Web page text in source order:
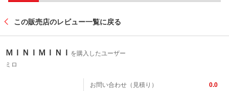
この販売店のレビュー一覧に戻る
ＭＩＮＩＭＩＮＩ を購入したユーザー
ミロ
お問い合わせ（見積り）
0.0